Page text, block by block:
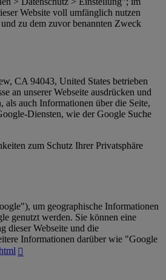
Website voll umfänglich nutzen
zu dem zuvor benannten Zweck
CA 94043, United States betrieben
an unserer Webseite ausdrücken und
auch Informationen über die Seite,
Diensten, wie der Google Suche
zum Schutz Ihrer Privatsphäre
um geographische Informationen
genutzt werden. Sie können eine
dieser Webseite und die
Informationen darüber wie "Google